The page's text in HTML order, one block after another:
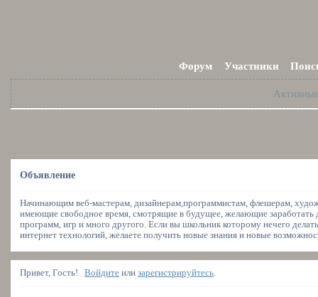
Форум Участники
Объявление
Начинающим веб-мастерам, дизайнерам,программистам, флешерам,
имеющие свободное время, смотрящие в будущее, желающие заработать
программ, игр и много другого. Если вы школьник которому нечего
интернет технологий, желаете получить новые знания и новые
Привет, Гость! Войдите илизарегистрируйтесь